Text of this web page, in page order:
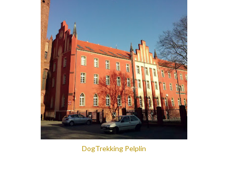
DogTrekking Pelplin